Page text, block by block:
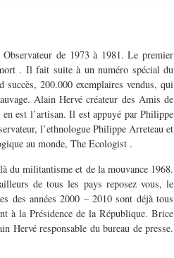
de 1973 à 1981. Le premier
. Il fait suite à un numéro spécial du
200.000 exemplaires vendus, qui
Alain Hervé créateur des Amis de
est l’artisan. Il est appuyé par Philippe
l’ethnologue Philippe Arreteau et
au monde, The Ecologist .
du militantisme et de la mouvance 1968.
de tous les pays reposez vous, le
des années 2000 – 2010 sont déjà tous
à la Présidence de la République. Brice
Hervé responsable du bureau de presse.